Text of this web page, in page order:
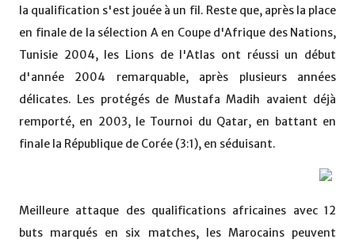
la qualification s'est jouée à un fil. Reste que, après la place
en finale de la sélection A en Coupe d'Afrique des Nations,
Tunisie 2004, les Lions de l'Atlas ont réussi un début
d'année 2004 remarquable, après plusieurs années
délicates. Les protégés de Mustafa Madih avaient déjà
remporté, en 2003, le Tournoi du Qatar, en battant en
finale la République de Corée (3:1), en séduisant.
Meilleure attaque des qualifications africaines avec 12
buts marqués en six matches, les Marocains peuvent